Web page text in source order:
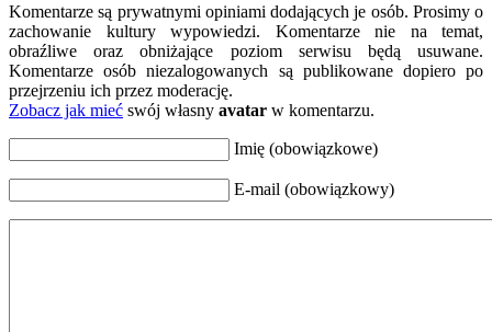
Komentarze są prywatnymi opiniami dodających je osób. Prosimy o
zachowanie kultury wypowiedzi. Komentarze nie na temat,
obraźliwe oraz obniżające poziom serwisu będą usuwane.
Komentarze osób niezalogowanych są publikowane dopiero po
przejrzeniu ich przez moderację.
Zobacz jak mieć swój własny avatar w komentarzu.
Imię (obowiązkowe)
E-mail (obowiązkowy)